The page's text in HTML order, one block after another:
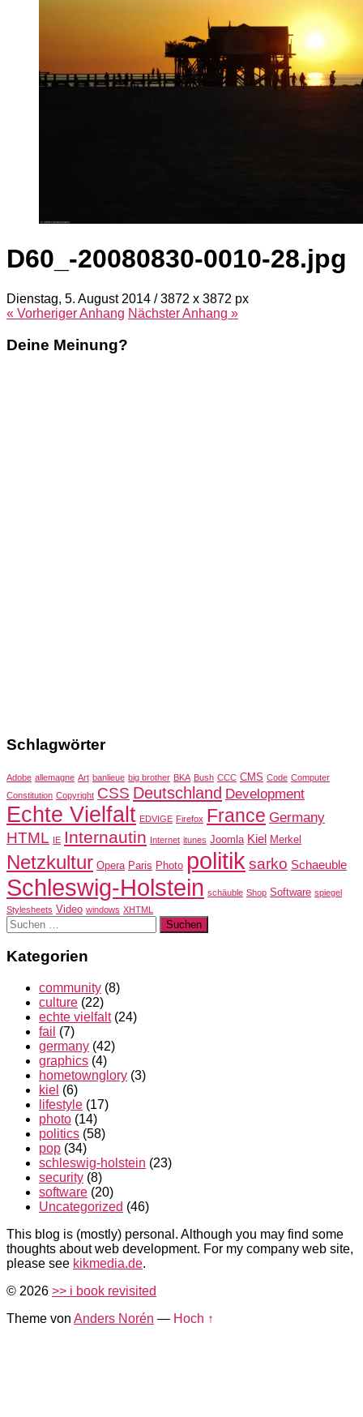
D60_-20080830-0010-28.jpg
Dienstag, 5. August 2014 /3872 x 3872 px
« VorherigerAnhang NächsterAnhang »
Deine Meinung?
Schlagwörter
Adobe allemagne Art banlieue big brother BKA Bush CCC CMS Code Computer
Constitution Copyright CSS Deutschland Development
Echte Vielfalt EDVIGE Firefox France Germany
HTML IE Internautin Internet itunes Joomla Kiel Merkel
Netzkultur Opera Paris Photo politik sarko Schaeuble
Schleswig-Holstein schäuble Shop Software spiegel
Stylesheets Video windows XHTML
Suchen
nach:
Kategorien
community (8)
culture (22)
echte vielfalt(24)
fail (7)
germany (42)
graphics (4)
hometownglory (3)
kiel (6)
lifestyle (17)
photo (14)
politics (58)
pop (34)
schleswig-holstein (23)
security (8)
software (20)
Uncategorized (46)
This blog is (mostly) personal. Although you may find some
thoughts about web development. For my company web site,
please see kikmedia.de.
© 2026 >> i book revisited
Theme von Anders Norén — Hoch ↑